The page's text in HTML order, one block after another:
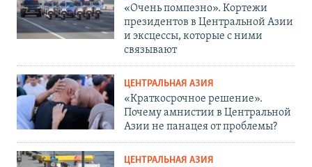
«Очень помпезно». Кортежи
президентов в Центральной Азии
и эксцессы, которые с ними
связывают
ЦЕНТРАЛЬНАЯ АЗИЯ
«Краткосрочное решение».
Почему амнистии в Центральной
Азии не панацея от проблемы?
ЦЕНТРАЛЬНАЯ АЗИЯ